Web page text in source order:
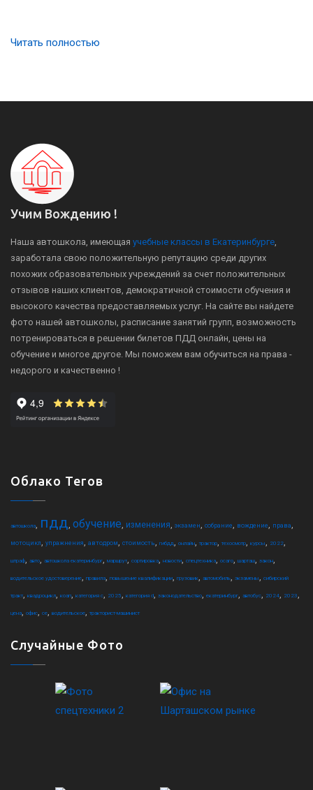
Читать полностью
Учим Вождению !
Наша автошкола, имеющая учебные классы в Екатеринбурге,
заработала свою положительную репутацию среди других
похожих образовательных учреждений за счет положительных
отзывов наших клиентов, демократичной стоимости обучения и
высокого качества предоставляемых услуг. На сайте вы найдете
фото нашей автошколы, расписание занятий групп, возможность
потренироваться в решении билетов ПДД онлайн, цены на
обучение и многое другое. Мы поможем вам обучиться на права -
недорого и качественно !
Облако Тегов
автошкола, пдд, обучение, изменения, экзамен, собрание, вождение, права,
мотоцикл, упражнения, автодром, стоимость, гибдд, онлайн, трактор, техосмотр, курсы, 2022,
штраф, авто, автошкола екатеринбург, маршрут, сортировка, новости, спецтехника, осаго, шарташ, закон,
водительское удостоверение, правила, повышение квалификации, грузовик, автомобиль, экзамены, сибирский
тракт, квадроцикл, коап, категория c, 2025, категория d, законодательство, екатеринбург, автобус, 2024, 2023,
цена, офис, ce, водительское, тракторист-машинист
Случайные Фото